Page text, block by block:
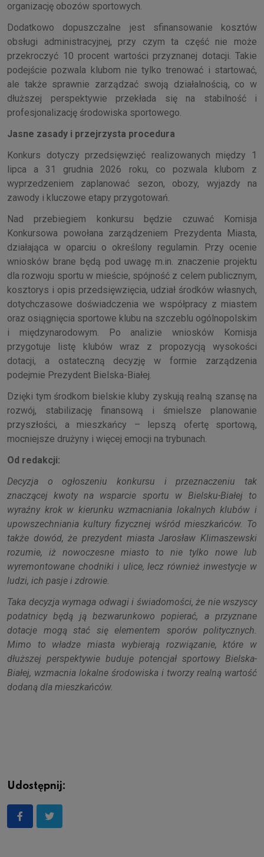
organizację obozów sportowych.
Dodatkowo dopuszczalne jest sfinansowanie kosztów
obsługi administracyjnej, przy czym ta część nie może
przekroczyć 10 procent wartości przyznanej dotacji. Takie
podejście pozwala klubom nie tylko trenować i startować,
ale także sprawnie zarządzać swoją działalnością, co w
dłuższej perspektywie przekłada się na stabilność i
profesjonalizację środowiska sportowego.
Jasne zasady i przejrzysta procedura
Konkurs dotyczy przedsięwzięć realizowanych między 1
lipca a 31 grudnia 2026 roku, co pozwala klubom z
wyprzedzeniem zaplanować sezon, obozy, wyjazdy na
zawody i kluczowe etapy przygotowań.
Nad przebiegiem konkursu będzie czuwać Komisja
Konkursowa powołana zarządzeniem Prezydenta Miasta,
działająca w oparciu o określony regulamin. Przy ocenie
wniosków brane będą pod uwagę m.in. znaczenie projektu
dla rozwoju sportu w mieście, spójność z celem publicznym,
kosztorys i opis przedsięwzięcia, udział środków własnych,
dotychczasowe doświadczenia we współpracy z miastem
oraz osiągnięcia sportowe klubu na szczeblu ogólnopolskim
i międzynarodowym. Po analizie wniosków Komisja
przygotuje listę klubów wraz z propozycją wysokości
dotacji, a ostateczną decyzję w formie zarządzenia
podejmie Prezydent Bielska-Białej.
Dzięki tym środkom bielskie kluby zyskują realną szansę na
rozwój, stabilizację finansową i śmielsze planowanie
przyszłości, a mieszkańcy – lepszą ofertę sportową,
mocniejsze drużyny i więcej emocji na trybunach.
Od redakcji:
Decyzja o ogłoszeniu konkursu i przeznaczeniu tak
znaczącej kwoty na wsparcie sportu w Bielsku-Białej to
wyraźny krok w kierunku wzmacniania lokalnych klubów i
upowszechniania kultury fizycznej wśród mieszkańców. To
także dowód, że prezydent miasta Jarosław Klimaszewski
rozumie, iż nowoczesne miasto to nie tylko nowe lub
wyremontowane chodniki i ulice, lecz również inwestycje w
ludzi, ich pasje i zdrowie.
Taka decyzja wymaga odwagi i świadomości, że nie wszyscy
podatnicy będą ją bezwarunkowo popierać, a przyznane
dotacje mogą stać się elementem sporów politycznych.
Mimo to władze miasta wybierają rozwiązanie, które w
dłuższej perspektywie buduje potencjał sportowy Bielska-
Białej, wzmacnia lokalne środowiska i tworzy realną wartość
dodaną dla mieszkańców.
Udostępnij: